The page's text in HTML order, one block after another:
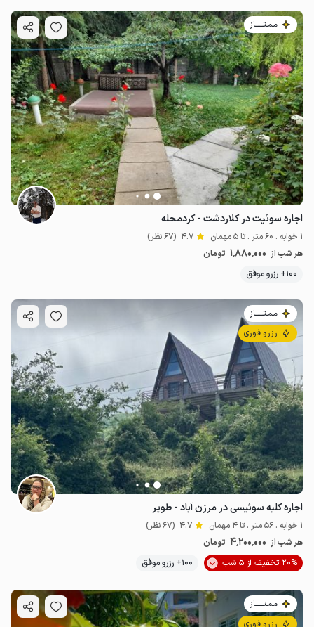
مـمـتــــــاز
اجاره سوئیت در کلاردشت - کردمحله
1 خوابه . 60 متر . تا 5 مهمان 4.7 (67 نظر)
هر شب از 1٬880٬000 تومان
100+ رزرو موفق
مـمـتــــــاز
رزرو فوری
اجاره کلبه سوئیسی در مرزن آباد - طویر
1 خوابه . 56 متر . تا 4 مهمان 4.7 (67 نظر)
هر شب از 4٬200٬000 تومان
20% تخفیف از 5 شب
100+ رزرو موفق
مـمـتــــــاز
رزرو فوری